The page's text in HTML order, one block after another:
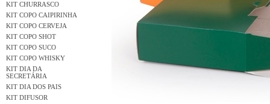
KIT CHURRASCO
KIT COPO CAIPIRINHA
KIT COPO CERVEJA
KIT COPO SHOT
KIT COPO SUCO
KIT COPO WHISKY
KIT DIA DA
SECRETÁRIA
KIT DIA DOS PAIS
KIT DIFUSOR